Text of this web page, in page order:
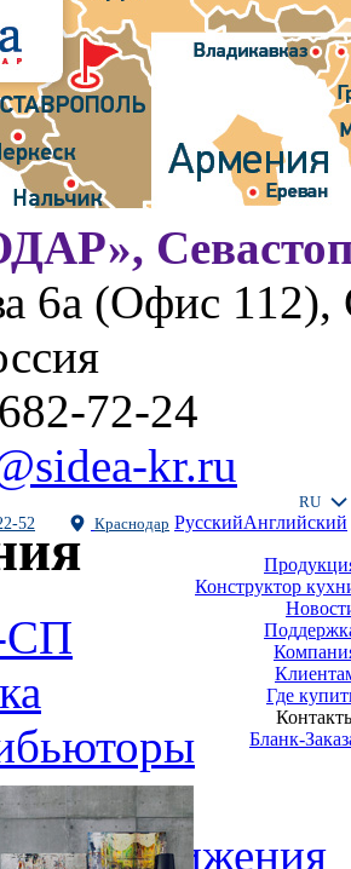
6а (Офис 112),
72-24
kr.ru
52 Краснодар
RU
РусскийАнглийский
Конструктор
Где
Бланк-
СП
и достижения